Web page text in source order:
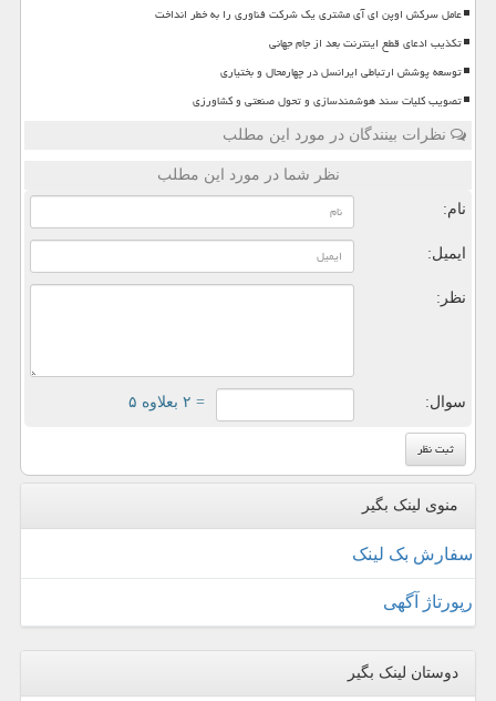
عامل سرکش اوپن ای آی مشتری یک شرکت فناوری را به خطر انداخت
تکذیب ادعای قطع اینترنت بعد از جام جهانی
توسعه پوشش ارتباطی ایرانسل در چهارمحال و بختیاری
تصویب کلیات سند هوشمندسازی و تحول صنعتی و کشاورزی
نظرات بینندگان در مورد این مطلب
نظر شما در مورد این مطلب
نام:
ایمیل:
نظر:
سوال: = ۲ بعلاوه ۵
منوی لینک بگیر
سفارش بک لینک
رپورتاژ آگهی
دوستان لینک بگیر